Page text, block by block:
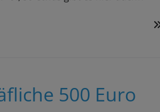
500 Euro